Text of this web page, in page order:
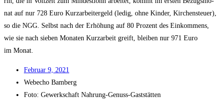
nat auf nur 728 Euro Kurz­ar­bei­ter­geld (ledig, ohne Kin­der, Kir­chen­steu­er),
so die NGG. Selbst nach der Erhö­hung auf 80 Pro­zent des Ein­kom­mens,
wie sie nach sie­ben Mona­ten Kurz­ar­beit greift, blei­ben nur 971 Euro
im Monat.
Febru­ar 9, 2021
Web­echo Bamberg
Foto: Gewerk­schaft Nahrung-Genuss-Gaststätten